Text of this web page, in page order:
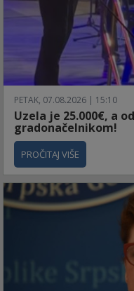
PETAK, 07.08.2026 | 15:10
Uzela je 25.000€, a
gradonačelnikom!
PROČITAJ VIŠE